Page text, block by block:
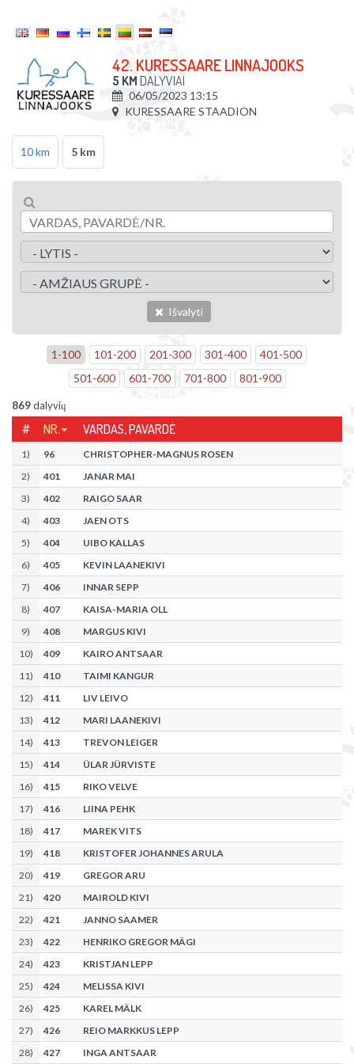
42. KURESSAARE LINNAJOOKS
5 KM DALYVIAI
06/05/2023 13:15
KURESSAARE STAADION
10 km 5 km
Išvalyti
1-100 101-200 201-300 301-400 401-500
501-600 601-700 701-800 801-900
869dalyvių
# NR. VARDAS, PAVARDĖ
1) 96
CHRISTOPHER-MAGNUS ROSEN
2) 401
JANAR MAI
3) 402
RAIGO SAAR
4) 403
JAEN OTS
5) 404
UIBO KALLAS
6) 405
KEVIN LAANEKIVI
7) 406
INNAR SEPP
8) 407
KAISA-MARIA OLL
9) 408
MARGUS KIVI
10) 409
KAIRO ANTSAAR
11) 410
TAIMI KANGUR
12) 411
LIV LEIVO
13) 412
MARI LAANEKIVI
14) 413
TREVON LEIGER
15) 414
ÜLAR JÜRVISTE
16) 415
RIKO VELVE
17) 416
LIINA PEHK
18) 417
MAREK VITS
19) 418
KRISTOFER JOHANNES ARULA
20) 419
GREGOR ARU
21) 420
MAIROLD KIVI
22) 421
JANNO SAAMER
23) 422
HENRIKO GREGOR MÄGI
24) 423
KRISTJAN LEPP
25) 424
MELISSA KIVI
26) 425
KAREL MÄLK
27) 426
REIO MARKKUS LEPP
28) 427 INGA ANTSAAR